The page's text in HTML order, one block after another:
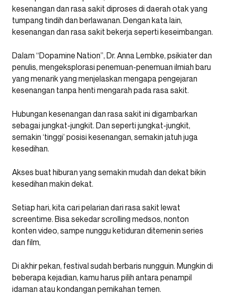
kesenangan dan rasa sakit diproses di daerah otak yang
tumpang tindih dan berlawanan. Dengan kata lain,
kesenangan dan rasa sakit bekerja seperti keseimbangan.
Dalam “Dopamine Nation”, Dr. Anna Lembke, psikiater dan
penulis, mengeksplorasi penemuan-penemuan ilmiah baru
yang menarik yang menjelaskan mengapa pengejaran
kesenangan tanpa henti mengarah pada rasa sakit.
Hubungan kesenangan dan rasa sakit ini digambarkan
sebagai jungkat-jungkit. Dan seperti jungkat-jungkit,
semakin ‘tinggi’ posisi kesenangan, semakin jatuh juga
kesedihan.
Akses buat hiburan yang semakin mudah dan dekat bikin
kesedihan makin dekat.
Setiap hari, kita cari pelarian dari rasa sakit lewat
screentime. Bisa sekedar scrolling medsos, nonton
konten video, sampe nunggu ketiduran ditemenin series
dan film,
Di akhir pekan, festival sudah berbaris nungguin. Mungkin di
beberapa kejadian, kamu harus pilih antara penampil
idaman atau kondangan pernikahan temen.